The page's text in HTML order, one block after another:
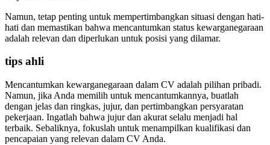
Namun, tetap penting untuk mempertimbangkan situasi dengan hati-
hati dan memastikan bahwa mencantumkan status kewarganegaraan
adalah relevan dan diperlukan untuk posisi yang dilamar.
tips ahli
Mencantumkan kewarganegaraan dalam CV adalah pilihan pribadi.
Namun, jika Anda memilih untuk mencantumkannya, buatlah
dengan jelas dan ringkas, jujur, dan pertimbangkan persyaratan
pekerjaan. Ingatlah bahwa jujur dan akurat selalu menjadi hal
terbaik. Sebaliknya, fokuslah untuk menampilkan kualifikasi dan
pencapaian yang relevan dalam CV Anda.